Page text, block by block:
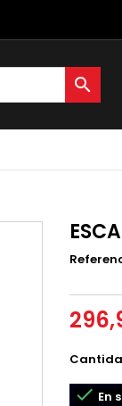

 En